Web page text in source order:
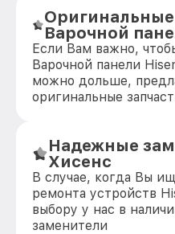
Оригинальные
Варочной
Если Вам важно,
Варочной панели
можно дольше,
оригинальные
Надежные
Хисенс
В случае, когда Вы
ремонта устройств
выбору у нас в
заменители